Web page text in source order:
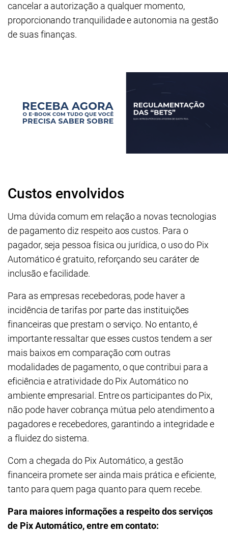
cancelar a autorização a qualquer momento,
proporcionando tranquilidade e autonomia na gestão
de suas finanças.
Custos envolvidos
Uma dúvida comum em relação a novas tecnologias
de pagamento diz respeito aos custos. Para o
pagador, seja pessoa física ou jurídica, o uso do Pix
Automático é gratuito, reforçando seu caráter de
inclusão e facilidade.
Para as empresas recebedoras, pode haver a
incidência de tarifas por parte das instituições
financeiras que prestam o serviço. No entanto, é
importante ressaltar que esses custos tendem a ser
mais baixos em comparação com outras
modalidades de pagamento, o que contribui para a
eficiência e atratividade do Pix Automático no
ambiente empresarial. Entre os participantes do Pix,
não pode haver cobrança mútua pelo atendimento a
pagadores e recebedores, garantindo a integridade e
a fluidez do sistema.
Com a chegada do Pix Automático, a gestão
financeira promete ser ainda mais prática e eficiente,
tanto para quem paga quanto para quem recebe.
Para maiores informações a respeito dos serviços
de Pix Automático, entre em contato: